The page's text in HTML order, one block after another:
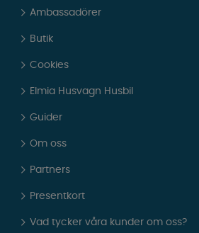
Ambassadörer
Butik
Cookies
Elmia Husvagn Husbil
Guider
Om oss
Partners
Presentkort
Vad tycker våra kunder om oss?